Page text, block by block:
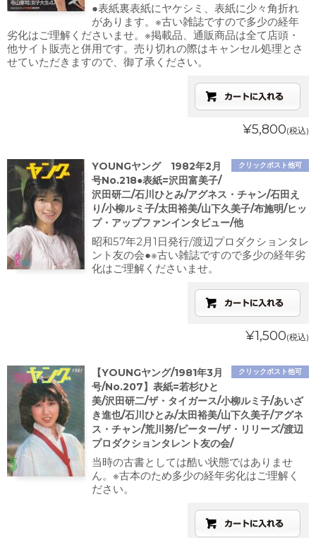
●表紙裏表紙にヤケシミ、表紙に少々角折れ
があります。※古い雑誌ですので多少の経年
劣化はご理解くださいませ。※掲載品、通販商品は全て店頭・
他サイト販売と併用です。売り切れの際はキャンセル処理とさ
せていただきますので、御了承ください。
¥5,800(税込)
クリックポスト他可
YOUNGヤング 1982年2月
号No.218●表紙=沢田富美子/
沢田研二/石川ひとみ/アグネス・チャン/石田え
り/小柳ルミ子/太田裕美/山下久美子/布施明/ヒッ
プ・アップファンインタビュー/他
昭和57年2月1日発行/渡辺プロダクションタレ
ント友の会●※古い雑誌ですので多少の経年劣
化はご理解くださいませ。
¥1,500(税込)
クリックポスト他可
【YOUNGヤング/1981年3月
号/No.207】表紙=若杉ひと
美/沢田研二/ザ・タイガース/小柳ルミ子/あいざ
き進也/石川ひとみ/太田裕美/山下久美子/アグネ
ス・チャン/荒川努/ピーター/ザ・リリーズ/渡辺
プロダクションタレント友の会/
当時の古書としては酷い状態ではありませ
ん。※古本のため多少の経年劣化はご理解く
ださい。